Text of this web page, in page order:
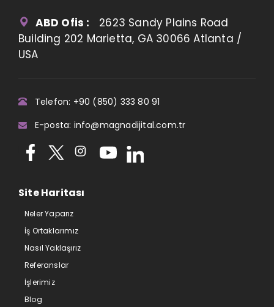
ABD Ofis : 2623 Sandy Plains Road
Building 202 Marietta, GA 30066 Atlanta /
USA
Telefon: +90 (850) 333 80 91
E-posta: info@magnadijital.com.tr
Site Haritası
Neler Yaparız
İş Ortaklarımız
Nasıl Yaklaşırız
Referanslar
İşlerimiz
Blog